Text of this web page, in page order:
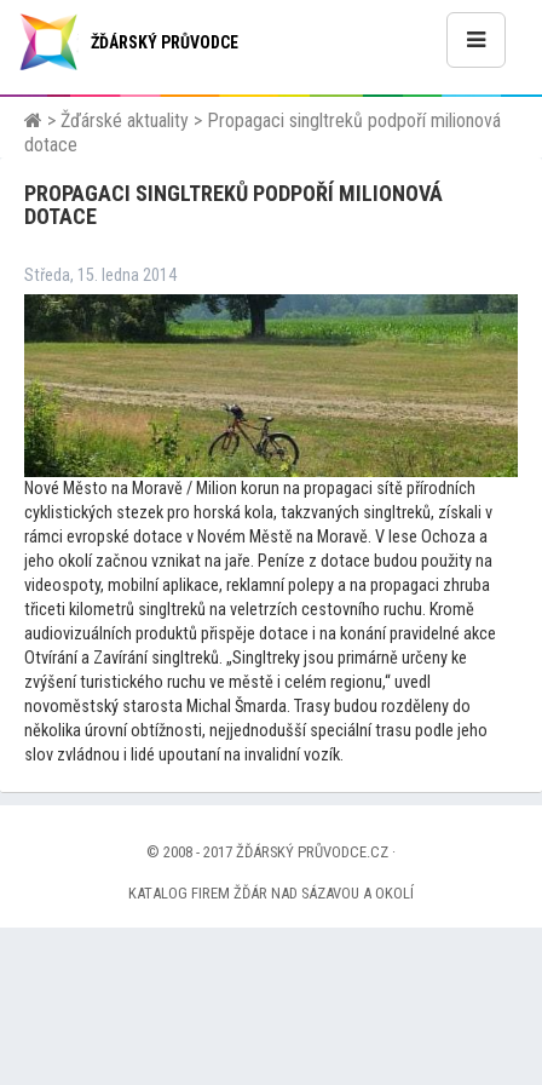
ŽĎÁRSKÝ PRŮVODCE
> Žďárské aktuality > Propagaci singltreků podpoří milionová
dotace
PROPAGACI SINGLTREKŮ PODPOŘÍ MILIONOVÁ
DOTACE
Středa, 15. ledna 2014
Nové Město na Moravě / Milion korun na propagaci sítě přírodních
cyklistických stezek pro horská kola, takzvaných singltreků, získali v
rámci evropské dotace v Novém Městě na Moravě. V lese Ochoza a
jeho okolí začnou vznikat na jaře. Peníze z dotace budou použity na
videospoty, mobilní aplikace, reklamní polepy a na propagaci zhruba
třiceti kilometrů singltreků na veletrzích cestovního ruchu. Kromě
audiovizuálních produktů přispěje dotace i na konání pravidelné akce
Otvírání a Zavírání singltreků. „Singltreky jsou primárně určeny ke
zvýšení turistického ruchu ve městě i celém regionu,“ uvedl
novoměstský starosta Michal Šmarda. Trasy budou rozděleny do
několika úrovní obtížnosti, nejjednodušší speciální trasu podle jeho
slov zvládnou i lidé upoutaní na invalidní vozík.
© 2008 - 2017 ŽĎÁRSKÝ PRŮVODCE.CZ ·
KATALOG FIREM ŽĎÁR NAD SÁZAVOU A OKOLÍ